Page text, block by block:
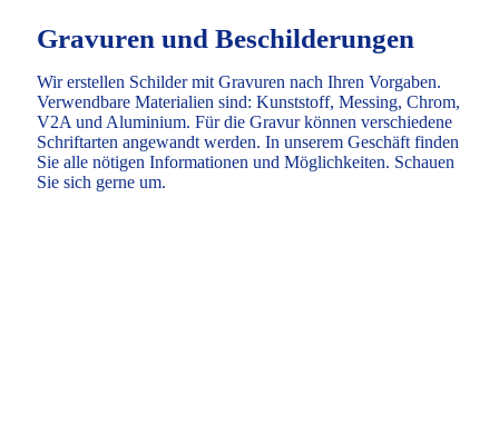
Gravuren und Beschilderungen
Wir erstellen Schilder mit Gravuren nach Ihren Vorgaben.
Verwendbare Materialien sind: Kunststoff, Messing, Chrom,
V2A und Aluminium. Für die Gravur können verschiedene
Schriftarten angewandt werden. In unserem Geschäft finden
Sie alle nötigen Informationen und Möglichkeiten. Schauen
Sie sich gerne um.